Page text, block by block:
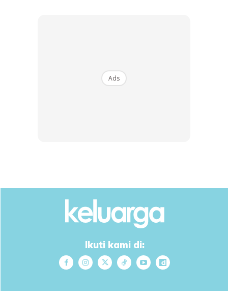
View this post on Instagram
Ads
Ikuti kami di: